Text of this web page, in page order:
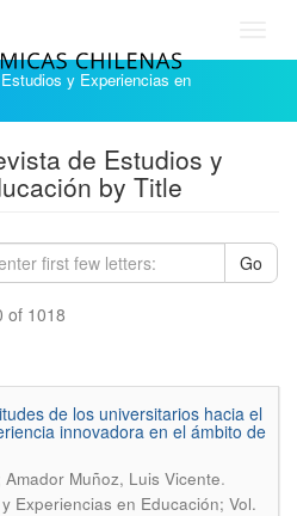
y Experiencias en
de Estudios y
by Title
Go
of 1018
de los universitarios hacia el
innovadora en el ámbito de
Muñoz, Luis Vicente.
Experiencias en Educación; Vol.